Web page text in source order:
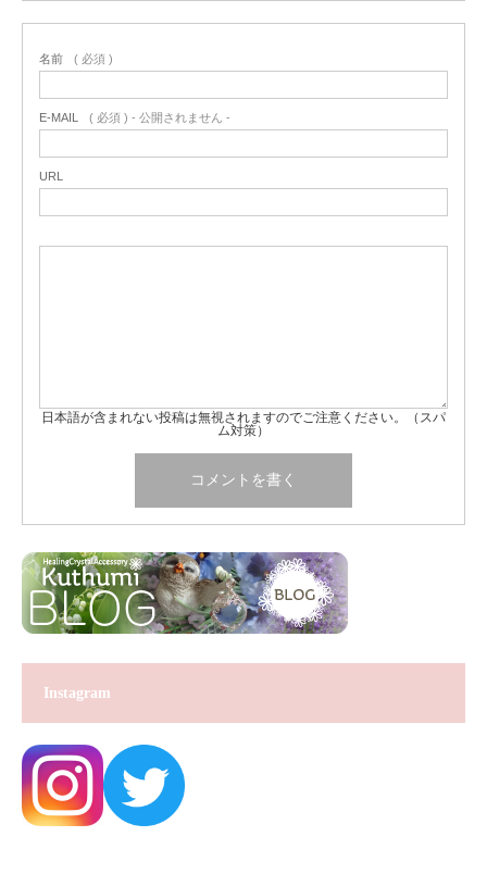
名前 ( 必須 )
E-MAIL ( 必須 ) - 公開されません -
URL
日本語が含まれない投稿は無視されますのでご注意ください。（スパ
ム対策）
Instagram